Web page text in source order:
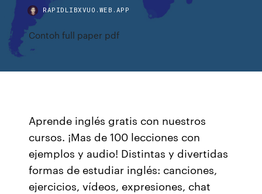
RAPIDLIBXVUO.WEB.APP
Contoh full paper pdf
Aprende inglés gratis con nuestros
cursos. ¡Mas de 100 lecciones con
ejemplos y audio! Distintas y divertidas
formas de estudiar inglés: canciones,
ejercicios, vídeos, expresiones, chat